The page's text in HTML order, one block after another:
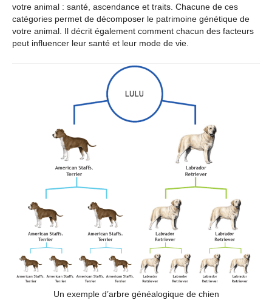
votre animal : santé, ascendance et traits. Chacune de ces
catégories permet de décomposer le patrimoine génétique de
votre animal. Il décrit également comment chacun des facteurs
peut influencer leur santé et leur mode de vie.
Un exemple d’arbre généalogique de chien